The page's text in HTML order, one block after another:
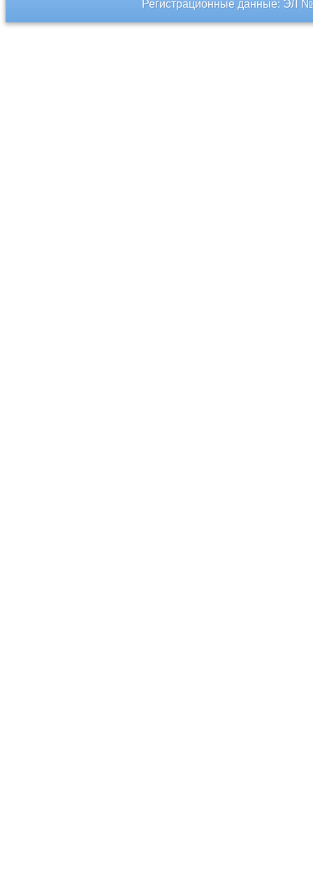
Регистрационные данные: ЭЛ №